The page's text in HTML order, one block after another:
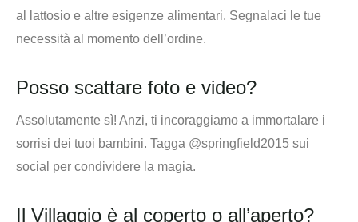
al lattosio e altre esigenze alimentari. Segnalaci le tue
necessità al momento dell’ordine.
Posso scattare foto e video?
Assolutamente sì! Anzi, ti incoraggiamo a immortalare i
sorrisi dei tuoi bambini. Tagga @springfield2015 sui
social per condividere la magia.
Il Villaggio è al coperto o all’aperto?